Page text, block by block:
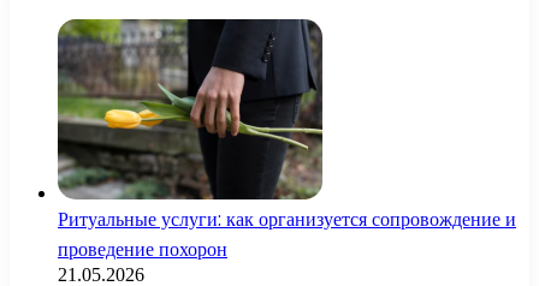
Ритуальные услуги: как организуется сопровождение и
проведение похорон
21.05.2026